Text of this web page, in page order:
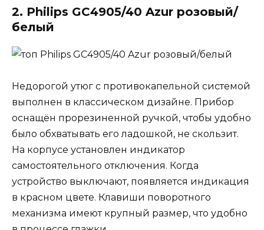
2. Philips GC4905/40 Azur розовый/
белый
Недорогой утюг с противокапельной системой
выполнен в классическом дизайне. Прибор
оснащён прорезиненной ручкой, чтобы удобно
было обхватывать его ладошкой, не скользит.
На корпусе установлен индикатор
самостоятельного отключения. Когда
устройство выключают, появляется индикация
в красном цвете. Клавиши поворотного
механизма имеют крупный размер, что удобно